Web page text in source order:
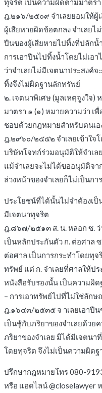
ทุจริต เป็นความผิดตามมาตร
ฎ.๒๑๖/๒๕๐๙ จำเลยยอมให้ผู้
ผู้เสียหายผิดข้อตกลง จำเลยไ
ปืนของผู้เสียหายไปทิ้งที่ปลักน้
การเอาปืนไปทิ้งน้ำโดยไม่เอ
ว่าจำเลยไม่มีเจตนาประสงค์จ
ทิ้งจึงไม่ผิดฐานลักทรัพย์
๒. เจตนาพิเศษ (มูลเหตุจูงใจ)
มาตรา ๑ (๑) หมายความว่า เ
ชอบด้วยกฎหมายสำหรับตนเ
ฎ.๒๙๖๐/๒๕๕๒ จำเลยเข้าใจ
บริษัทโจทก์ร่วมอนุมัติให้จำเล
แม้จำเลยจะไม่ได้ขออนุมัติจา
ล่วงหน้าของจำเลยก็ไม่เป็นก
ประโยชน์ที่ได้นั้นไม่จำต้องเ
มีเจตนาทุจริต
ฎ.๘๖๗/๒๕๑๓ ส. น. หลอก ซ. ว่
เป็นหลักประกันตัว ก. ต่อศาล
ต่อศาล เป็นการกระทำโดยทุ
ทรัพย์ แต่ ก. จำเลยที่ศาลให้ป
หนังสือรับรองนั้น เป็นความผิ
– การเอาทรัพย์ไปที่ไม่ใช่ลัก
ฎ.๑๖๔๓/๒๕๓๕ จ าเลยเอาปืน
เป็นชู้กับภริยาของจำเลยด้วย
ภริยาของจำเลย มิได้มีเจตนา
โดยทุจริต จึงไม่เป็นความผิด
ปรึกษากฎหมายโทร 080-
หรือ แอดไลน์ @closelawyer